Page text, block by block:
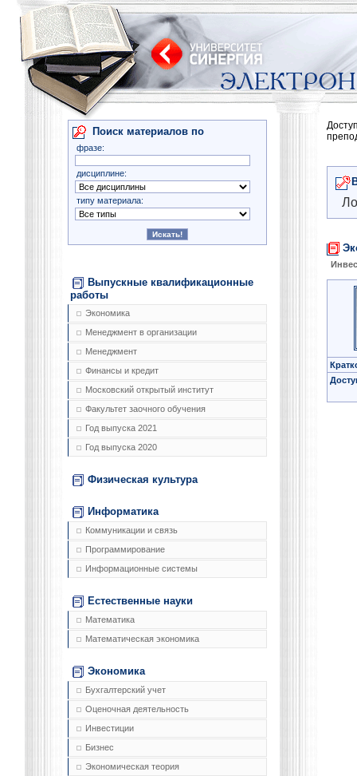
Поиск материалов по
фразе:
дисциплине:
типу материала:
Выпускные квалификационные
работы
Экономика
Менеджмент в организации
Менеджмент
Финансы и кредит
Московский открытый институт
Факультет заочного обучения
Год выпуска 2021
Год выпуска 2020
Физическая культура
Информатика
Коммуникации и связь
Программирование
Информационные системы
Естественные науки
Математика
Математическая экономика
Экономика
Бухгалтерский учет
Оценочная деятельность
Инвестиции
Бизнес
Экономическая теория